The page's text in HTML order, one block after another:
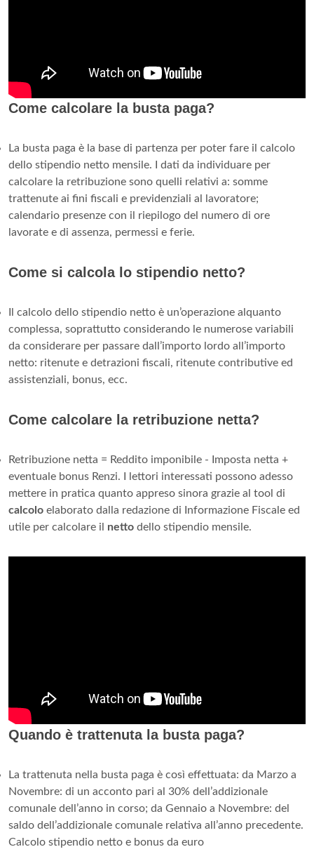
Come calcolare la busta paga?
La busta paga è la base di partenza per poter fare il calcolo
dello stipendio netto mensile. I dati da individuare per
calcolare la retribuzione sono quelli relativi a: somme
trattenute ai fini fiscali e previdenziali al lavoratore;
calendario presenze con il riepilogo del numero di ore
lavorate e di assenza, permessi e ferie.
Come si calcola lo stipendio netto?
Il calcolo dello stipendio netto è un’operazione alquanto
complessa, soprattutto considerando le numerose variabili
da considerare per passare dall’importo lordo all’importo
netto: ritenute e detrazioni fiscali, ritenute contributive ed
assistenziali, bonus, ecc.
Come calcolare la retribuzione netta?
Retribuzione netta = Reddito imponibile - Imposta netta +
eventuale bonus Renzi. I lettori interessati possono adesso
mettere in pratica quanto appreso sinora grazie al tool di
calcolo elaborato dalla redazione di Informazione Fiscale ed
utile per calcolare il netto dello stipendio mensile.
Quando è trattenuta la busta paga?
La trattenuta nella busta paga è così effettuata: da Marzo a
Novembre: di un acconto pari al 30% dell’addizionale
comunale dell’anno in corso; da Gennaio a Novembre: del
saldo dell’addizionale comunale relativa all’anno precedente.
Calcolo stipendio netto e bonus da euro